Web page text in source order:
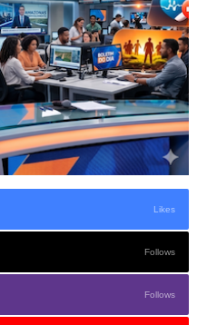
Likes
Follows
Follows